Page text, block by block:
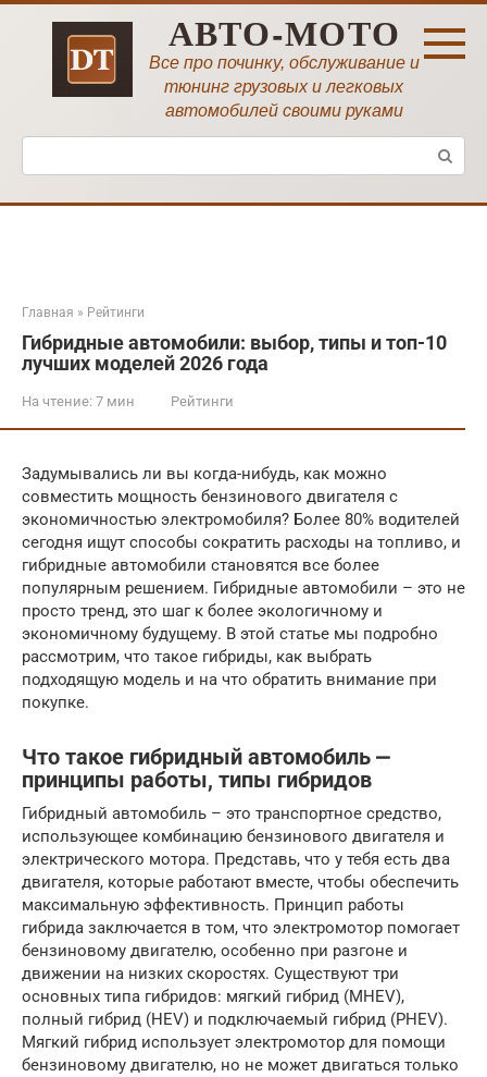
Перейти
АВТО-МОТО
Все про починку, обслуживание и
тюнинг грузовых и легковых
автомобилей своими руками
Поиск:
Главная » Рейтинги
Гибридные автомобили: выбор, типы и топ-10
лучших моделей 2026 года
На чтение: 7 мин Рейтинги
Задумывались ли вы когда-нибудь, как можно
совместить мощность бензинового двигателя с
экономичностью электромобиля? Более 80% водителей
сегодня ищут способы сократить расходы на топливо, и
гибридные автомобили становятся все более
популярным решением. Гибридные автомобили – это не
просто тренд, это шаг к более экологичному и
экономичному будущему. В этой статье мы подробно
рассмотрим, что такое гибриды, как выбрать
подходящую модель и на что обратить внимание при
покупке.
Что такое гибридный автомобиль ⎼
принципы работы, типы гибридов
Гибридный автомобиль – это транспортное средство,
использующее комбинацию бензинового двигателя и
электрического мотора. Представь, что у тебя есть два
двигателя, которые работают вместе, чтобы обеспечить
максимальную эффективность. Принцип работы
гибрида заключается в том, что электромотор помогает
бензиновому двигателю, особенно при разгоне и
движении на низких скоростях. Существуют три
основных типа гибридов: мягкий гибрид (MHEV),
полный гибрид (HEV) и подключаемый гибрид (PHEV).
Мягкий гибрид использует электромотор для помощи
бензиновому двигателю, но не может двигаться только